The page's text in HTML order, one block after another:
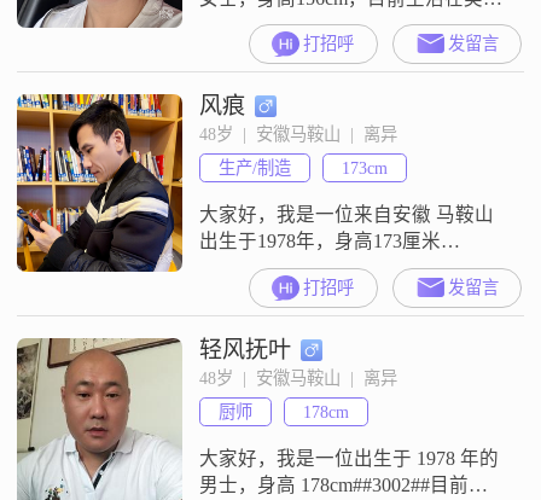
的马鞍山##3002##我拥有大专学
历，在一家普通公司工作，月收入
大概在3001到5000元之间##3002##
我性格开朗，总是爱笑，我觉得笑
容是人与人之间最好的沟通方式
##3002##在生活中，我非常独立，
能够自己处理大部分问题，同时也
非常有自信，
打招呼 发留言
风痕
48岁  |  安徽马鞍山  |  离异
生产/制造
173cm
大家好，我是一位来自安徽 马鞍山
出生于1978年，身高173厘米
##3002##我的月收入在5001到8000
元之间，目前从事一份稳定的工作
##3002##我一直保持着乐观积极的
生活态度，真诚可靠是我的为人准
则##3002##在生活中，喜欢尝试各
种不同的美食喜欢旅游去不同的地
方，这也让我的生活充满了乐趣和
惊喜##300
打招呼 发留言
轻风抚叶
48岁  |  安徽马鞍山  |  离异
厨师
178cm
大家好，我是一位出生于 1978 年的
男士，身高 178cm##3002##目前在